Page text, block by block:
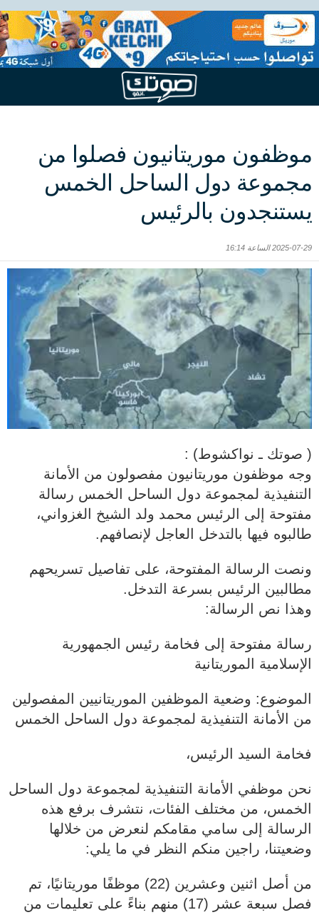
موظفون موريتانيون فصلوا من
مجموعة دول الساحل الخمس
يستنجدون بالرئيس
2025-07-29 الساعة 16:14
( صوتك ـ نواكشوط) :
وجه موظفون موريتانيون مفصولون من الأمانة
التنفيذية لمجموعة دول الساحل الخمس رسالة
مفتوحة إلى الرئيس محمد ولد الشيخ الغزواني،
طالبوه فيها بالتدخل العاجل لإنصافهم.
ونصت الرسالة المفتوحة، على تفاصيل تسريحهم
مطالبين الرئيس بسرعة التدخل.
وهذا نص الرسالة:
رسالة مفتوحة إلى فخامة رئيس الجمهورية
الإسلامية الموريتانية
الموضوع: وضعية الموظفين الموريتانيين المفصولين
من الأمانة التنفيذية لمجموعة دول الساحل الخمس
فخامة السيد الرئيس،
نحن موظفي الأمانة التنفيذية لمجموعة دول الساحل
الخمس، من مختلف الفئات، نتشرف برفع هذه
الرسالة إلى سامي مقامكم لنعرض من خلالها
وضعيتنا، راجين منكم النظر في ما يلي:
من أصل اثنين وعشرين (22) موظفًا موريتانيًا، تم
فصل سبعة عشر (17) منهم بناءً على تعليمات من